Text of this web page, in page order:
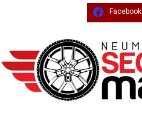
Facebook